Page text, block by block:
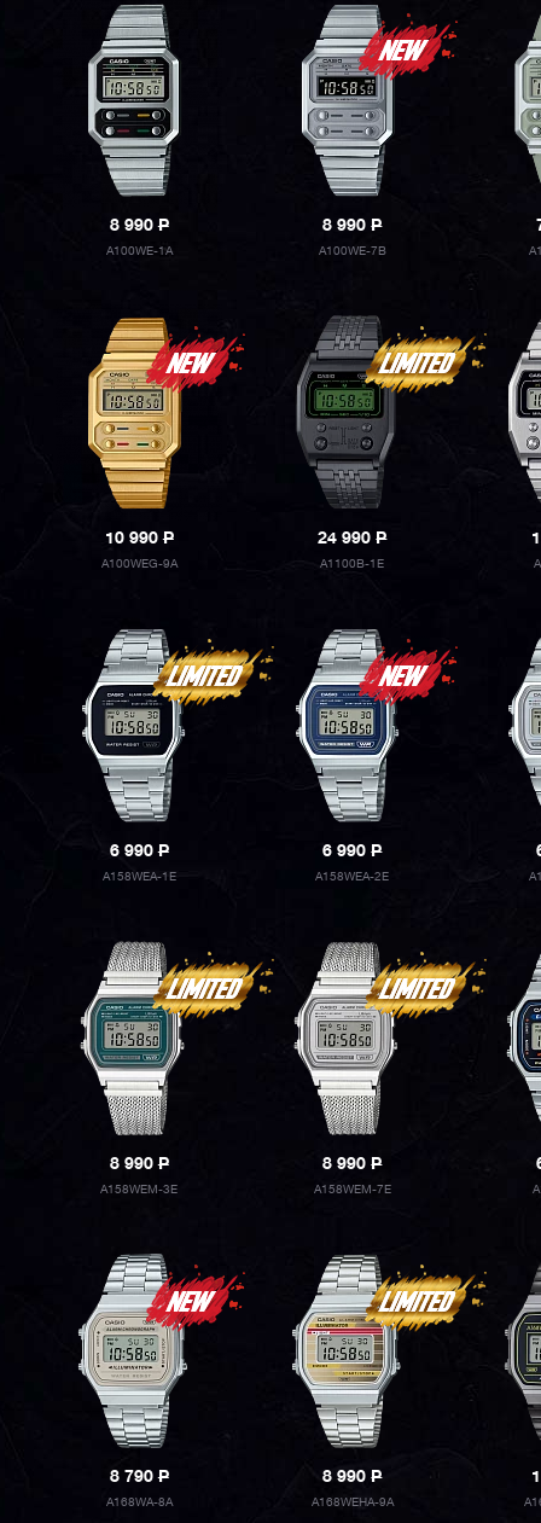
8 990P
A100WE-1A
8 990P
A100WE-7B
10 990P
A100WEG-9A
24 990P
A1100B-1E
6 990P
A158WEA-1E
6 990P
A158WEA-2E
8 990P
A158WEM-3E
8 990P
A158WEM-7E
8 790P
A168WA-8A
8 990P
A168WEHA-9A